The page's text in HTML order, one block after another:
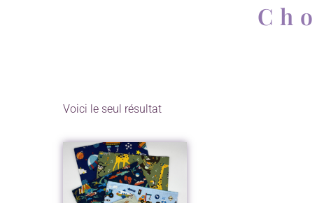
Voici le seul résultat